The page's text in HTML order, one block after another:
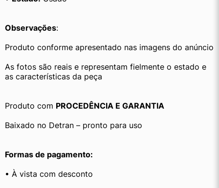
Observações:
Produto conforme apresentado nas imagens do anúncio
As fotos são reais e representam fielmente o estado e
as características da peça
Produto com PROCEDÊNCIA E GARANTIA
Baixado no Detran – pronto para uso
Formas de pagamento:
• À vista com desconto